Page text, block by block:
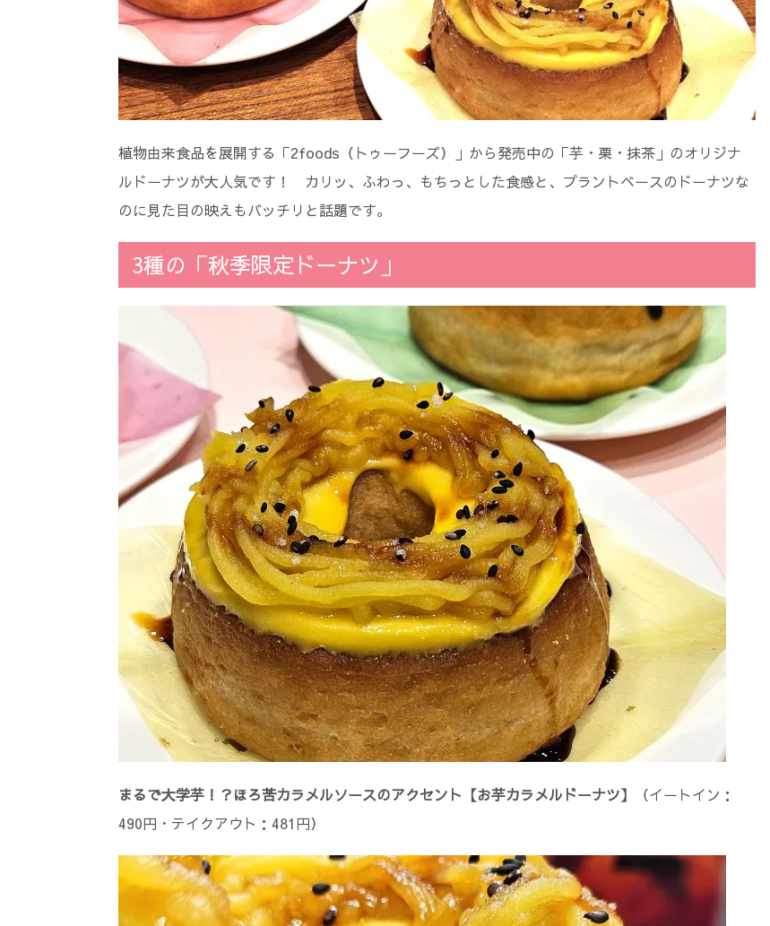
植物由来食品を展開する「2foods（トゥーフーズ）」から発売中の「芋・栗・抹茶」のオリジナ
ルドーナツが大人気です！ カリッ、ふわっ、もちっとした食感と、プラントベースのドーナツな
のに見た目の映えもバッチリと話題です。
3種の「秋季限定ドーナツ」
まるで大学芋！？ほろ苦カラメルソースのアクセント【お芋カラメルドーナツ】
（イートイン：
490円・テイクアウト：481円）